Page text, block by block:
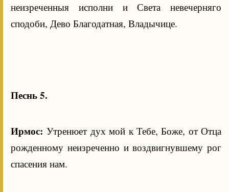
неизреченныя исполни и Света невечерняго
сподоби, Дево Благодатная, Владычице.
Песнь 5.
Ирмос:Утренюет дух мой к Тебе, Боже, от Отца
рожденному неизреченно и воздвигнувшему рог
спасения нам.